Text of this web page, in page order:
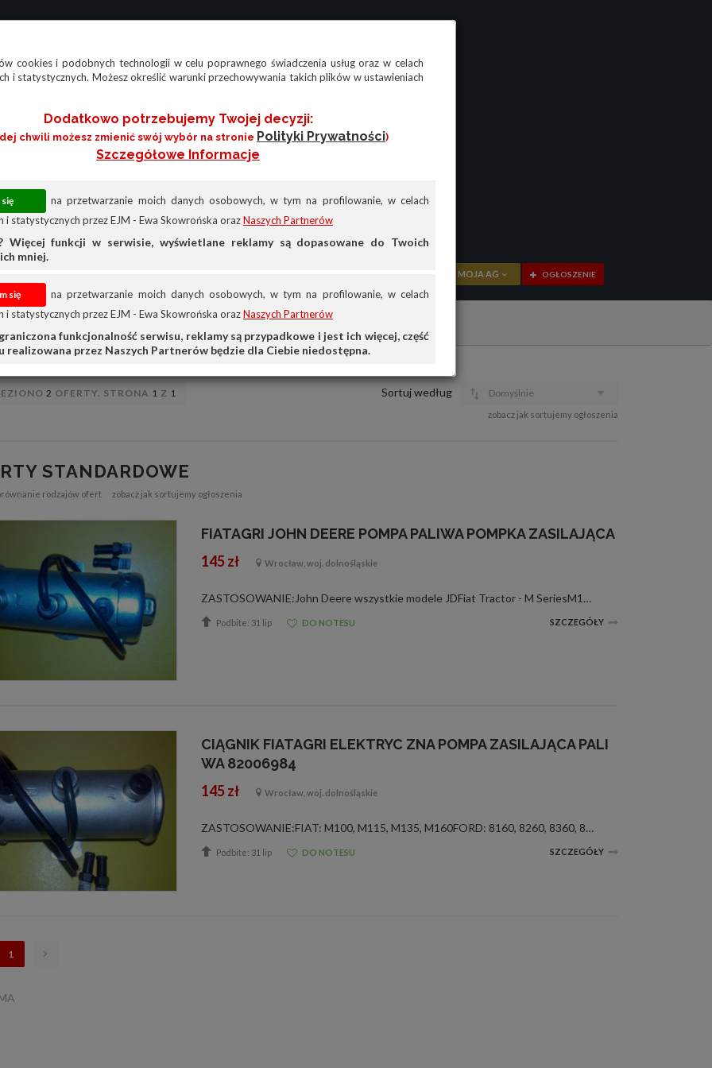
cookies i podobnych technologii w celu poprawnego świadczenia usług oraz w celach
i statystycznych. Możesz określić warunki przechowywania takich plików w ustawieniach
Dodatkowo potrzebujemy Twojej decyzji:
chwili możesz zmienić swój wybór na stronie Polityki Prywatności)
Szczegółowe Informacje
na przetwarzanie moich danych osobowych, w tym na profilowanie, w celach
i statystycznych przez EJM - Ewa Skowrońska orazNaszych Partnerów
Więcej funkcji w serwisie, wyświetlane reklamy są dopasowane do Twoich
mniej.
na przetwarzanie moich danych osobowych, w tym na profilowanie, w celach
i statystycznych przez EJM - Ewa Skowrońska orazNaszych Partnerów
funkcjonalność serwisu, reklamy są przypadkowe i jest ich więcej, część
realizowana przez Naszych Partnerów będzie dla Ciebie niedostępna.
MOJA AG
PRZEGLĄD
OGŁOSZENIE
Sprzedam Ciągniki Fiatagri
2 OFERTY. STRONA 1 Z 1 Sortuj według Domyślnie
zobacz jak sortujemy ogłoszenia
STANDARDOWE
rodzajów ofert zobacz jak sortujemy ogłoszenia
FIATAGRI JOHN DEERE POMPA PALIWA POMPKA ZASILAJĄCA
145 zł Wrocław, woj. dolnośląskie
ZASTOSOWANIE:John Deere wszystkie modele JDFiat Tractor - M SeriesM100, M115, M130, M135, M140, M160Jesli potrzebna wysyłka ,to nie ma problemu-koszty przesyłkikurier za pobraniem -15 złkurier przy wpłacie na konto -12zl
Podbite: 31 lip DO NOTESU SZCZEGÓŁY
CIĄGNIK FIATAGRI ELEKTRYC ZNA POMPA ZASILAJĄCA PALI
WA 82006984
145 zł Wrocław, woj. dolnośląskie
ZASTOSOWANIE:FIAT: M100, M115, M135, M160FORD: 8160, 8260, 8360, 8560JOHN DEERE: 925, 935, 945, 952, 955, 965, 968, 975, 985, 1032, 1042, 1052, 1055, 1065, 1068, 1072, 1075OE:AZ27951, AR67543, 82006984 38017523Jesli potrzebna wysyłka ,to nie ma problem...
Podbite: 31 lip DO NOTESU SZCZEGÓŁY
1